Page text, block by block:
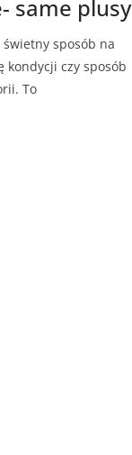
same plusy
sposób na
kondycji czy sposób
To